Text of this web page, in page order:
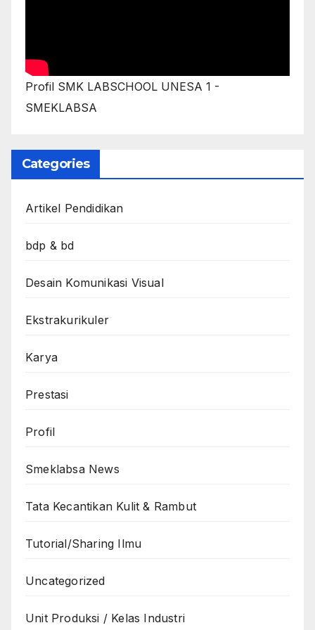
Profil SMK LABSCHOOL UNESA 1 -
SMEKLABSA
Categories
Artikel Pendidikan
bdp & bd
Desain Komunikasi Visual
Ekstrakurikuler
Karya
Prestasi
Profil
Smeklabsa News
Tata Kecantikan Kulit & Rambut
Tutorial/Sharing Ilmu
Uncategorized
Unit Produksi / Kelas Industri